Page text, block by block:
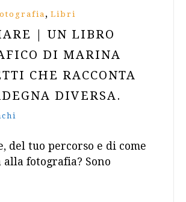
, Libri
| UN LIBRO
DI MARINA
CHE RACCONTA
DIVERSA.
del tuo percorso e di come
fotografia? Sono